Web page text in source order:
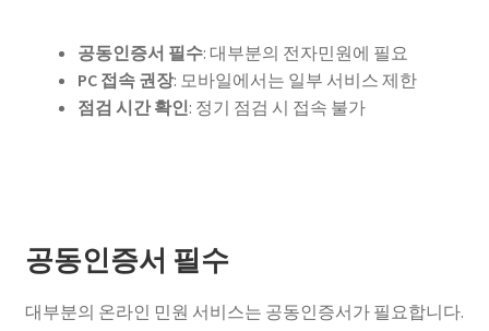
공동인증서 필수: 대부분의 전자민원에 필요
PC 접속 권장: 모바일에서는 일부 서비스 제한
점검 시간 확인: 정기 점검 시 접속 불가
공동인증서 필수
대부분의 온라인 민원 서비스는 공동인증서가 필요합니다.